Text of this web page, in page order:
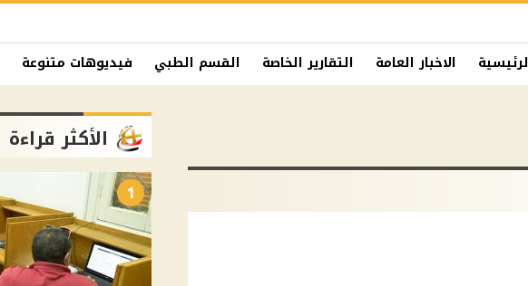
الاخبار العامة التقارير الخاصة القسم الطبي فيديوهات متنوعة
الأكثر قراءة
1